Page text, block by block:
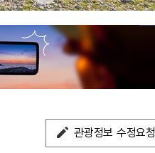
관광정보 수정요청